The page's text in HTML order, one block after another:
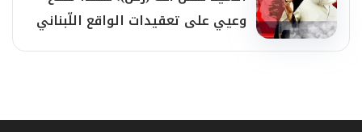
وعيي على تعقيدات الواقع اللّبناني